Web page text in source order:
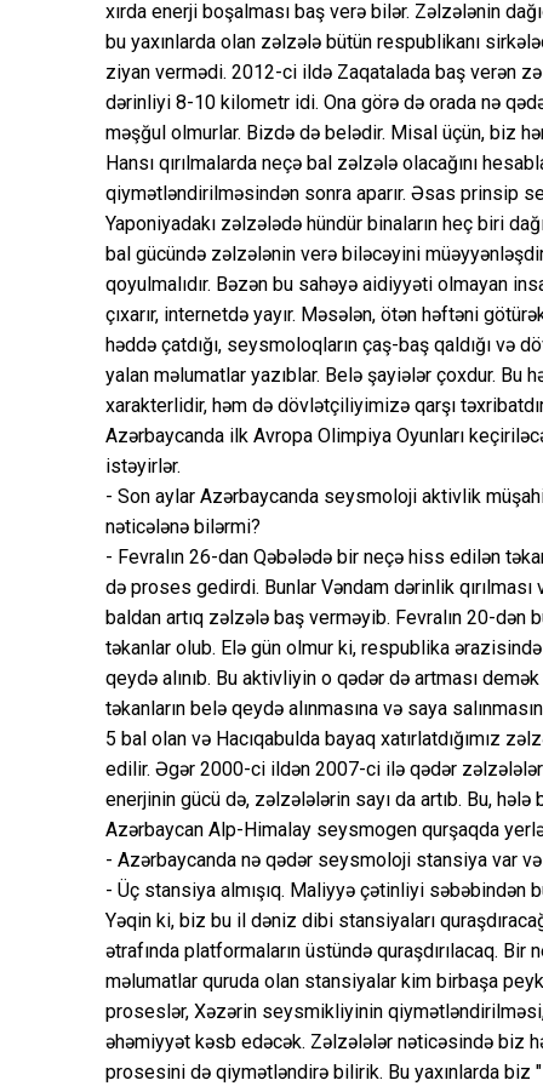
xırda enerji boşalması baş verə bilər. Zəlzələnin
bu yaxınlarda olan zəlzələ bütün respublikanı
ziyan vermədi. 2012-ci ildə Zaqatalada baş verən
dərinliyi 8-10 kilometr idi. Ona görə də orada nə
məşğul olmurlar. Bizdə də belədir. Misal üçün, biz
Hansı qırılmalarda neçə bal zəlzələ olacağını
qiymətləndirilməsindən sonra aparır. Əsas prinsip
Yaponiyadakı zəlzələdə hündür binaların heç biri
bal gücündə zəlzələnin verə biləcəyini
qoyulmalıdır. Bəzən bu sahəyə aidiyyəti olmayan
çıxarır, internetdə yayır. Məsələn, ötən həftəni
həddə çatdığı, seysmoloqların çaş-baş qaldığı və
yalan məlumatlar yazıblar. Belə şayiələr çoxdur. Bu
xarakterlidir, həm də dövlətçiliyimizə qarşı
Azərbaycanda ilk Avropa Olimpiya Oyunları
istəyirlər.
- Son aylar Azərbaycanda seysmoloji aktivlik
nəticələnə bilərmi?
- Fevralın 26-dan Qəbələdə bir neçə hiss edilən
də proses gedirdi. Bunlar Vəndam dərinlik
baldan artıq zəlzələ baş verməyib. Fevralın 20-dən
təkanlar olub. Elə gün olmur ki, respublika
qeydə alınıb. Bu aktivliyin o qədər də artması
təkanların belə qeydə alınmasına və saya
5 bal olan və Hacıqabulda bayaq xatırlatdığımız
edilir. Əgər 2000-ci ildən 2007-ci ilə qədər
enerjinin gücü də, zəlzələlərin sayı da artıb. Bu,
Azərbaycan Alp-Himalay seysmogen qurşaqda
- Azərbaycanda nə qədər seysmoloji stansiya var
- Üç stansiya almışıq. Maliyyə çətinliyi səbəbindən
Yəqin ki, biz bu il dəniz dibi stansiyaları
ətrafında platformaların üstündə quraşdırılacaq.
məlumatlar quruda olan stansiyalar kim birbaşa
proseslər, Xəzərin seysmikliyinin
əhəmiyyət kəsb edəcək. Zəlzələlər nəticəsində biz
prosesini də qiymətləndirə bilirik. Bu yaxınlarda